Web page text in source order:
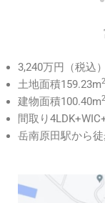
3,240万円（税込）
土地面積159.23m2
建物面積100.40m2
間取り
岳南原田駅から